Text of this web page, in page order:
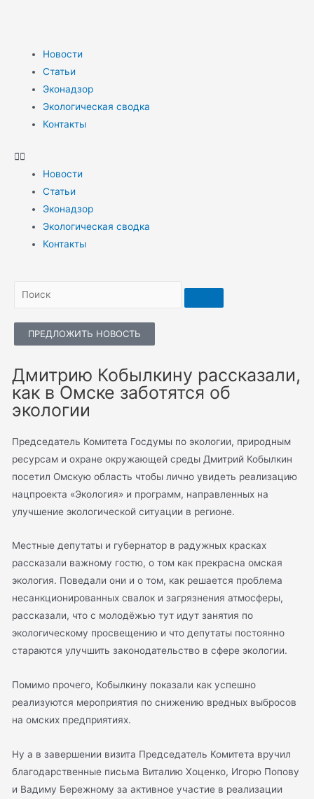
Новости
Статьи
Эконадзор
Экологическая сводка
Контакты
Новости
Статьи
Эконадзор
Экологическая сводка
Контакты
ПРЕДЛОЖИТЬ НОВОСТЬ
Дмитрию Кобылкину рассказали,
как в Омске заботятся об
экологии
Председатель Комитета Госдумы по экологии, природным
ресурсам и охране окружающей среды Дмитрий Кобылкин
посетил Омскую область чтобы лично увидеть реализацию
нацпроекта «Экология» и программ, направленных на
улучшение экологической ситуации в регионе.
Местные депутаты и губернатор в радужных красках
рассказали важному гостю, о том как прекрасна омская
экология. Поведали они и о том, как решается проблема
несанкционированных свалок и загрязнения атмосферы,
рассказали, что с молодёжью тут идут занятия по
экологическому просвещению и что депутаты постоянно
стараются улучшить законодательство в сфере экологии.
Помимо прочего, Кобылкину показали как успешно
реализуются мероприятия по снижению вредных выбросов
на омских предприятиях.
Ну а в завершении визита Председатель Комитета вручил
благодарственные письма Виталию Хоценко, Игорю Попову
и Вадиму Бережному за активное участие в реализации